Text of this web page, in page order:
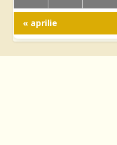
« aprilie